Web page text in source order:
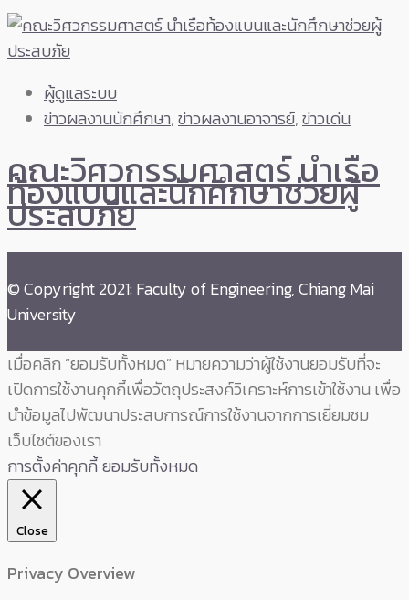
ผู้ดูแลระบบ
ข่าวผลงานนักศึกษา,ข่าวผลงานอาจารย์,ข่าวเด่น
คณะวิศวกรรมศาสตร์ นำเรือ
ท้องแบนและนักศึกษาช่วยผู้
ประสบภัย
© Copyright 2021: Faculty of Engineering, Chiang Mai
University
เมื่อคลิก “ยอมรับทั้งหมด” หมายความว่าผู้ใช้งานยอมรับที่จะ
เปิดการใช้งานคุกกี้เพื่อวัตถุประสงค์วิเคราะห์การเข้าใช้งาน เพื่อ
นำข้อมูลไปพัฒนาประสบการณ์การใช้งานจากการเยี่ยมชม
เว็บไซต์ของเรา
การตั้งค่าคุกกี้ยอมรับทั้งหมด
Close
Privacy Overview